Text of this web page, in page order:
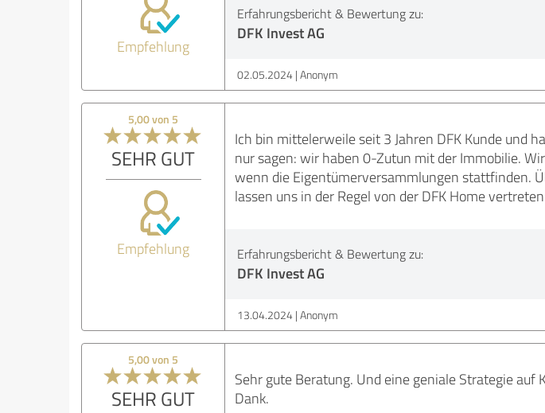
Empfehlung
Erfahrungsbericht & Bewertung zu:
DFK Invest AG
02.05.2024 Anonym
5,00 von 5
SEHR GUT
Empfehlung
Ich bin mittelerweile seit 3 Jahren DFK Kunde und
nur sagen: wir haben 0-Zutun mit der Immobilie.
wenn die Eigentümerversammlungen stattfinden.
lassen uns in der Regel von der DFK Home
Erfahrungsbericht & Bewertung zu:
DFK Invest AG
13.04.2024 Anonym
5,00 von 5
SEHR GUT
Sehr gute Beratung. Und eine geniale Strategie
Dank.